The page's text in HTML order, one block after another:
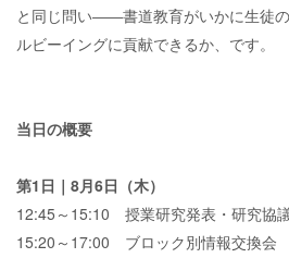
と同じ問い――書道教育がいかに生徒
ルビーイングに貢献できるか、です。
当日の概要
第1日｜8月6日（木）
12:45～15:10 授業研究発表・研究協
15:20～17:00 ブロック別情報交換会